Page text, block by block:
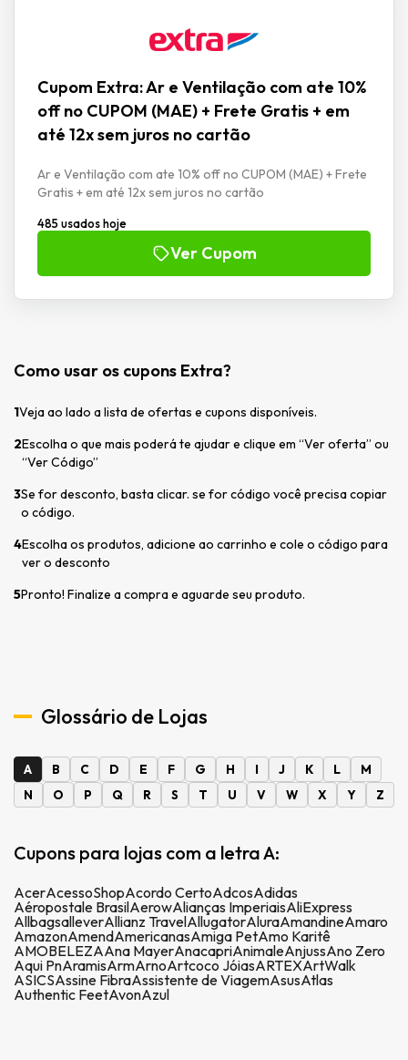
Cupom Extra: Ar e Ventilação com ate 10%
off no CUPOM (MAE) + Frete Gratis + em
até 12x sem juros no cartão
Ar e Ventilação com ate 10% off no CUPOM (MAE) + Frete
Gratis + em até 12x sem juros no cartão
485 usados hoje
Ver Cupom
Como usar os cupons Extra?
1Veja ao lado a lista de ofertas e cupons disponíveis.
2Escolha o que mais poderá te ajudar e clique em “Ver oferta” ou
“Ver Código”
3Se for desconto, basta clicar. se for código você precisa copiar
o código.
4Escolha os produtos, adicione ao carrinho e cole o código para
ver o desconto
5Pronto! Finalize a compra e aguarde seu produto.
Glossário de Lojas
A B C D E F G H I J K L
M
N
O P Q R S T U V W X Y Z
Cupons para lojas com a letra A:
AcerAcessoShopAcordo CertoAdcosAdidas
Aéropostale BrasilAerowAlianças ImperiaisAliExpress
AllbagsalleverAllianz TravelAllugatorAluraAmandineAmaro
AmazonAmendAmericanasAmiga PetAmo Karitê
AMOBELEZAAna MayerAnacapriAnimaleAnjussAno Zero
Aqui PnAramisArmArnoArtcoco JóiasARTEXArtWalk
ASICSAssine FibraAssistente de ViagemAsusAtlas
Authentic FeetAvonAzul